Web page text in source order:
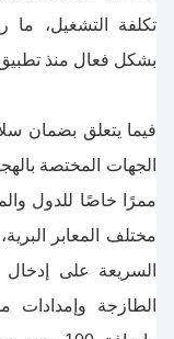
تكلفة التشغيل، ما
بشكل فعال منذ تطبيق
فيما يتعلق بضمان
ممرًا خاصًا للدول
السريعة على إدخال
الطازجة وإمدادات